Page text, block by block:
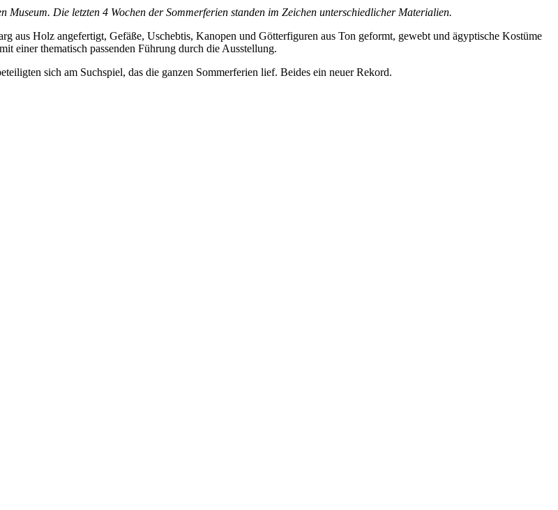
Museum. Die letzten 4 Wochen der Sommerferien standen im Zeichen unterschiedlicher Materialien.
aus Holz angefertigt, Gefäße, Uschebtis, Kanopen und Götterfiguren aus Ton geformt, gewebt und ägyptische Kostüme
einer thematisch passenden Führung durch die Ausstellung.
sich am Suchspiel, das die ganzen Sommerferien lief. Beides ein neuer Rekord.